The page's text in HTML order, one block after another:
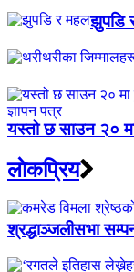
झुपडि
यस्तो छ साउन २०
लाेकप्रिय
श्रद्धाञ्जलीसभा